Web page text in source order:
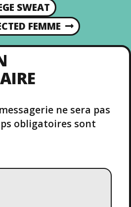
SWEAT
FEMME
ne sera pas
obligatoires sont